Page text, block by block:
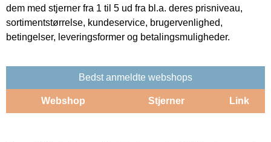
dem med stjerner fra 1 til 5 ud fra bl.a. deres prisniveau,
sortimentstørrelse, kundeservice, brugervenlighed,
betingelser, leveringsformer og betalingsmuligheder.
Bedst anmeldte webshops
Webshop Stjerner Link